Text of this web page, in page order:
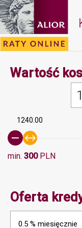
Wartość
1240.00
min. 300PLN
Oferta
0.5 % miesięcznie